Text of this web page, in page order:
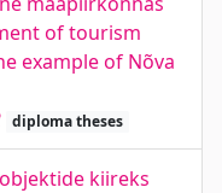
of tourism
example of Nõva
diploma theses
kiireks